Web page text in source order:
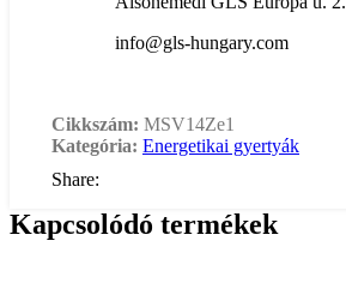
info@gls-hungary.com
Cikkszám: MSV14Ze1
Kategória: Energetikai gyertyák
Share:
Kapcsolódó termékek